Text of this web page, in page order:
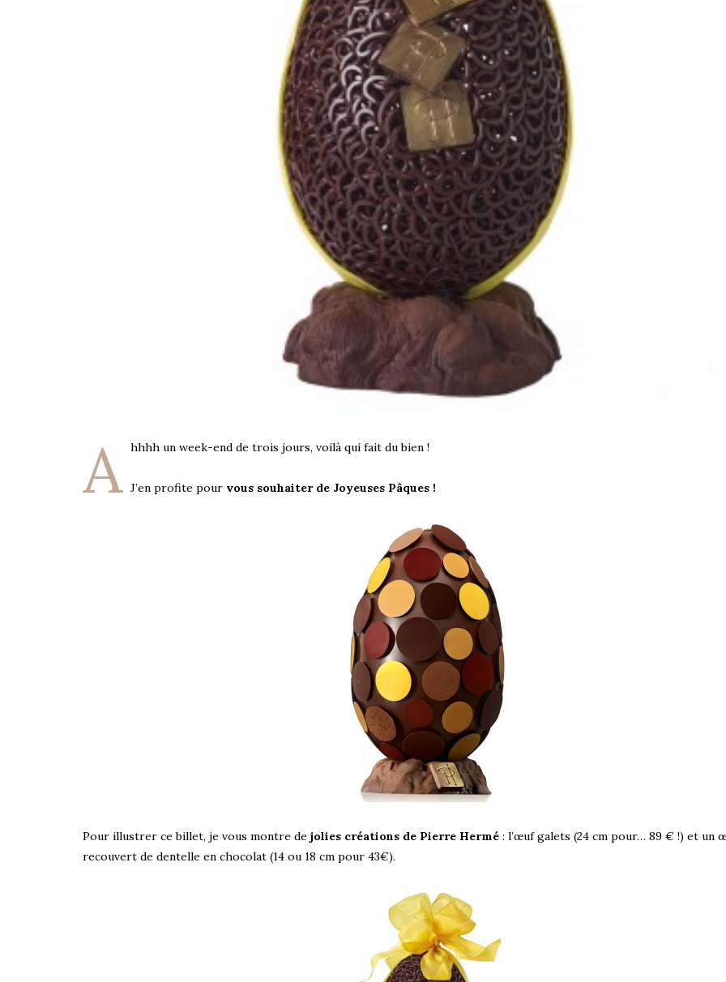
A hhhh un week-end de trois jours, voilà qui fait du bien !
J’en profite pour vous souhaiter de Joyeuses Pâques !
Pour illustrer ce billet, je vous montre de jolies créations de Pierre Hermé : l’œuf galets (24 cm pour… 89 € !) et un
recouvert de dentelle en chocolat (14 ou 18 cm pour 43€).